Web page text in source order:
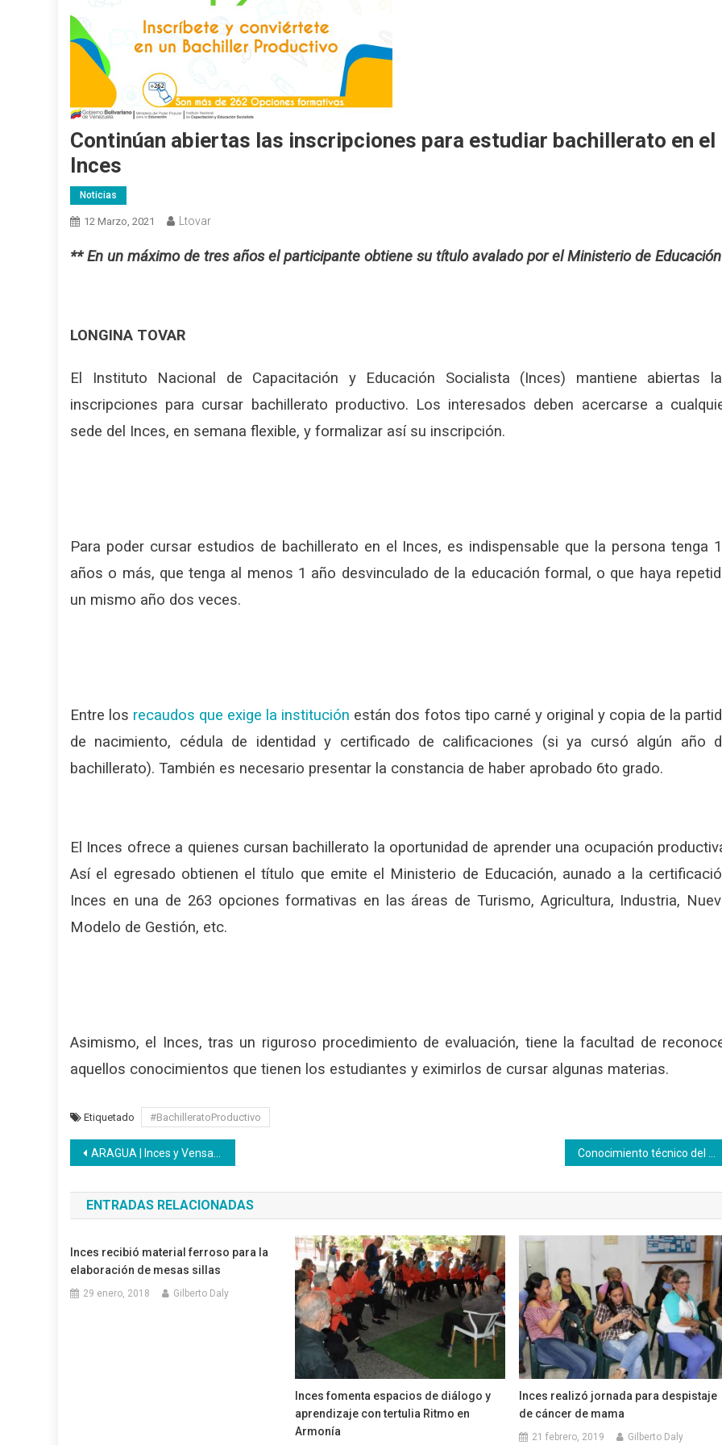
Continúan abiertas las inscripciones para estudiar bachillerato en el
Inces
Noticias
12 Marzo, 2021 Ltovar
** En un máximo de tres años el participante obtiene su título avalado por el Ministerio de Educación
LONGINA TOVAR
El Instituto Nacional de Capacitación y Educación Socialista (Inces) mantiene abiertas
inscripciones para cursar bachillerato productivo. Los interesados deben acercarse a
sede del Inces, en semana flexible, y formalizar así su inscripción.
Para poder cursar estudios de bachillerato en el Inces, es indispensable que la persona tenga
años o más, que tenga al menos 1 año desvinculado de la educación formal, o que haya
un mismo año dos veces.
Entre los recaudos que exige la institución están dos fotos tipo carné y original y copia de la
de nacimiento, cédula de identidad y certificado de calificaciones (si ya cursó algún año
bachillerato). También es necesario presentar la constancia de haber aprobado 6to grado.
El Inces ofrece a quienes cursan bachillerato la oportunidad de aprender una ocupación
Así el egresado obtienen el título que emite el Ministerio de Educación, aunado a la
Inces en una de 263 opciones formativas en las áreas de Turismo, Agricultura, Industria,
Modelo de Gestión, etc.
Asimismo, el Inces, tras un riguroso procedimiento de evaluación, tiene la facultad de
aquellos conocimientos que tienen los estudiantes y eximirlos de cursar algunas materias.
Etiquetado #BachilleratoProductivo
Navegación
de
entradas
ARAGUA | Inces y Vensalud realizaron despliegue en centros hospitalarios para su funcionamiento
ENTRADAS RELACIONADAS
Inces recibió material ferroso para la
elaboración de mesas sillas
29 enero, 2018 Gilberto Daly
Inces fomenta espacios de diálogo y
aprendizaje con tertulia Ritmo en
Armonía
Inces realizó jornada para despistaje
de cáncer de mama
21 febrero, 2019 Gilberto Daly